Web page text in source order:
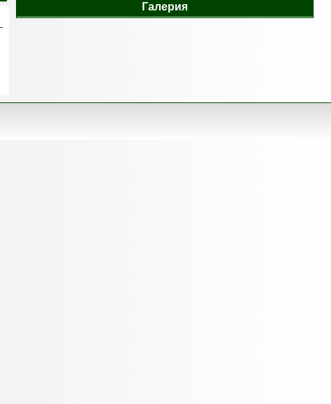
Галерия